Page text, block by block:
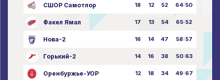
СШОР Самотлор 18 12 52 64:50
Факел Ямал 17 13 54 65:52
Нова-2 16 14 47 58:57
Горький-2 14 16 38 50:63
Оренбуржье-УОР 12 18 34 49:67